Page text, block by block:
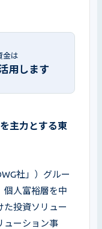
金は
用します
主力とする東
社」）グルー
個人富裕層を中
た投資ソリュー
ューション事